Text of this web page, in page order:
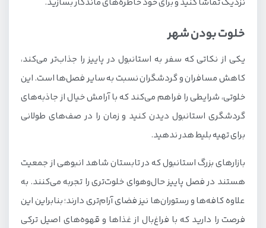
خلوت بودن شهر
یکی از نکاتی که سفر به استانبول در پاییز را جذاب‌تر می‌کند،
کاهش مسافران و گردشگران نسبت به سایر فصل‌ها است. این
خلوتی، شرایطی را فراهم می‌کند که با آرامش خیال از جاذبه‌های
گردشگری استانبول دیدن کنید و زمان را در صف‌های طولانی
برای تهیه بلیط هدر ندهید.
بازارهای بزرگ استانبول که در تابستان شاهد انبوهی از جمعیت
هستند در فصل پاییز حال‌وهوای خلوت‌تری را تجربه می‌کنند. به
علاوه کافه‌ها و رستوران‌ها نیز فضای آرام‌تری دارند؛ بنابراین این
فرصت را دارید که با فراغ‌بال از غذاها و قهوه‌های اصیل ترکی